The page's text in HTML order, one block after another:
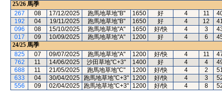
25/26 馬季
267
08 17/12/2025 跑馬地草地"B" 1650 好 4 11
192
04 19/11/2025 跑馬地草地"B" 1650 好 4 12
096
08 15/10/2025 跑馬地草地"A" 1650 好/快 4 3
017
09 10/09/2025 跑馬地草地"A" 1200 好 4 6
24/25 馬季
825
07 09/07/2025 跑馬地草地"A" 1200 好/快 4 11
762
11 14/06/2025 沙田草地"C+3" 1400 好 4 4
688
11 21/05/2025 跑馬地草地"C" 1200 好/快 4 2
633
04 30/04/2025 跑馬地草地"C+3" 1200 好/快 4 3
556
09 02/04/2025 跑馬地草地"C+3" 1200 好/快 4 8